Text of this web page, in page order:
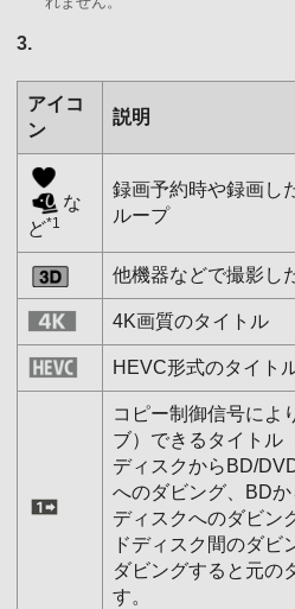
3.
アイコ
ン
説明
な
ど*1
録画予約時や録画し
ループ
他機器などで撮影し
4K画質のタイトル
HEVC形式のタイト
コピー制御信号によ
ブ）できるタイトル
ディスクからBD/
へのダビング、BD
ディスクへのダビン
ドディスク間のダビ
ダビングすると元の
す。